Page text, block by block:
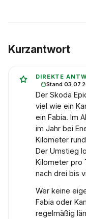
Kurzantwort
DIREKTE
Stand
Der Skoda
viel wie ein
ein Fabia. Im
im Jahr bei
Kilometer
Der Umstieg
Kilometer pro
nach drei bis
Wer keine
Fabia oder
regelmäßig